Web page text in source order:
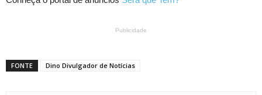
Publicidade
FONTE Dino Divulgador de Notícias